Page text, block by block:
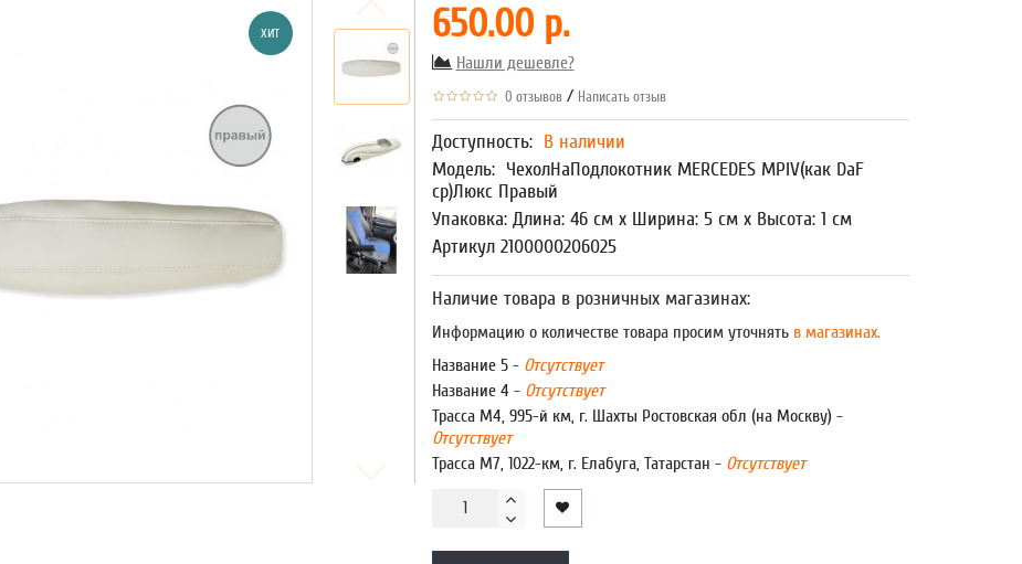
ХИТ 650.00 р.
Нашли дешевле?
0 отзывов / Написать отзыв
Доступность: В наличии
Модель: ЧехолНаПодлокотник MERCEDES MPIV(как DaF
ср)Люкс Правый
Упаковка: Длина: 46 см x Ширина: 5 см x Высота: 1 см
Артикул 2100000206025
Наличие товара в розничных магазинах:
Информацию о количестве товара просим уточнятьв магазинах.
Название 5 - Отсутствует
Название 4 - Отсутствует
Трасса М4, 995-й км, г. Шахты Ростовская обл (на Москву) -
Отсутствует
Трасса М7, 1022-км, г. Елабуга, Татарстан - Отсутствует